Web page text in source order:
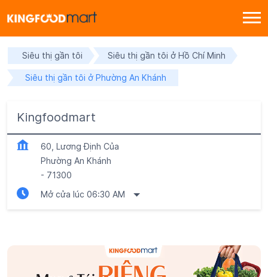
Siêu thị gần tôi Siêu thị gần tôi ở Hồ Chí Minh
Siêu thị gần tôi ở Phường An Khánh
Kingfoodmart
60, Lương Định Của
Phường An Khánh
- 71300
Mở cửa lúc 06:30 AM